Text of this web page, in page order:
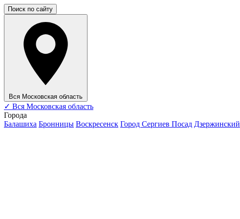
Поиск по сайту
Вся Московская область
✓ Вся Московская область
Города
Балашиха Бронницы Воскресенск Город Сергиев Посад Дзержинский